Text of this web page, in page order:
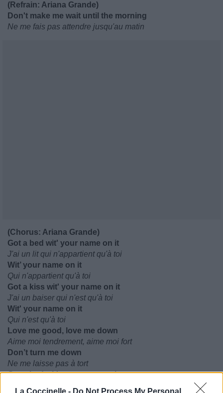
La Coccinelle - Do Not Process My Personal
(Refrain: Ariana Grande)
Don't make me wait until the morning
Ne me fais pas attendre jusqu'au matin
(Chorus: Ariana Grande)
Got a bed wit' your name on it
J'ai un lit qui n'appartient qu'à toi
Wit’ your name on it
Qui n'appartient qu'à toi
Got a kiss wit' your name on it
J'ai un baiser qui n'est qu'à toi
Wit' your name on it
Qui n'est qu'à toi
Love me good, love me down
Aime moi tendrement, aime moi fort
Don’t turn me down
Ne me laisse pas à tort
Got a bed wit' your name on it